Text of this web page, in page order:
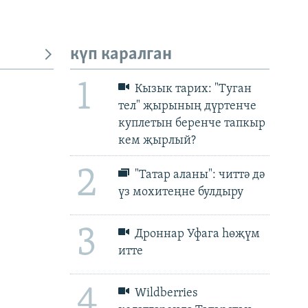
px
күп каралган
1
Кызык тарих: "Туган
тел" җырының дүртенче
куплетын беренче тапкыр
кем җырлый?
2
"Татар аланы": читтә дә
үз мохитеңне булдыру
3
Дроннар Уфага һөҗүм
итте
Wildberries